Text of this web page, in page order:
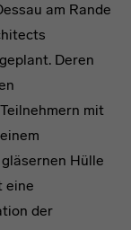
am Rande
Deren
mit
Hülle
eine
der